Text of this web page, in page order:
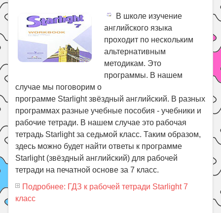
В школе изучение
английского языка
проходит по нескольким
альтернативным
методикам. Это
программы. В нашем
случае мы поговорим о
программе Starlight звёздный английский. В разных
программах разные учебные пособия - учебники и
рабочие тетради. В нашем случае это рабочая
тетрадь Starlight за седьмой класс. Таким образом,
здесь можно будет найти ответы к программе
Starlight (звёздный английский) для рабочей
тетради на печатной основе за 7 класс.
Подробнее: ГДЗ к рабочей тетради Starlight 7
класс